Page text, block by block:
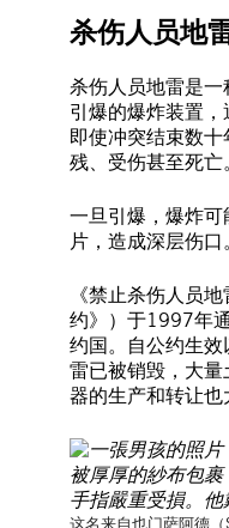
杀伤人员地
杀伤人员地雷是
引爆的爆炸装置，
即使冲突结束数
残、受伤甚至死亡
一旦引爆，爆炸
片，造成深层伤口
《禁止杀伤人员
约》）于1997年
约国。自公约生
雷已被销毁，大
器的生产和转让也
这名来自也门萨阿德